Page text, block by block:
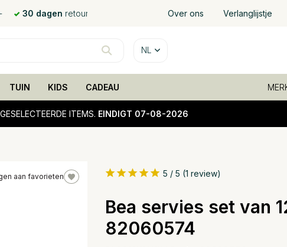
30 dagen retour Over ons Verlanglijstje
NL
TUIN KIDS CADEAU
ITEMS. EINDIGT 07-08-2026
aan favorieten
sale
5 / 5 (1 review)
Bea servies set van
82060574